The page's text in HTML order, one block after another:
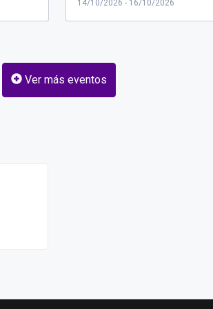
14/10/2026 - 16/10/2026
Ver más eventos